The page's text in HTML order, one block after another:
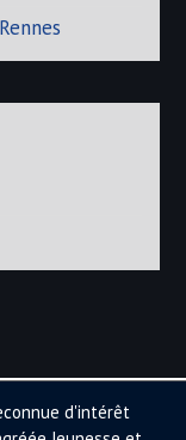
d'intérêt